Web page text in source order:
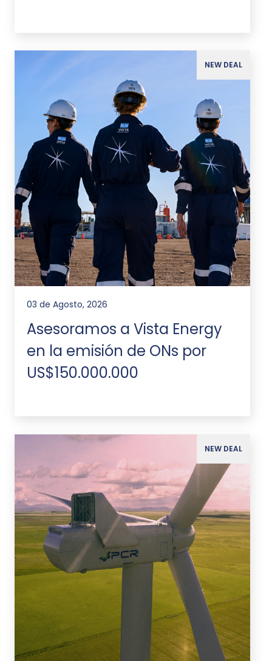
NEW DEAL
03 de Agosto, 2026
Asesoramos a Vista Energy
en la emisión de ONs por
US$150.000.000
NEW DEAL